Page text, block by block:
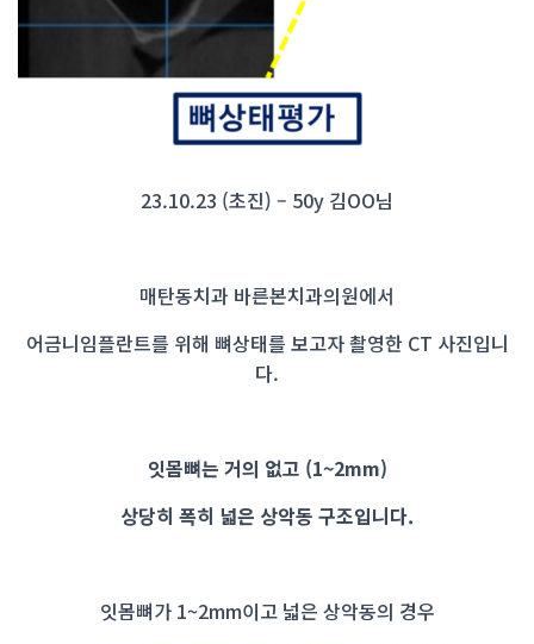
23.10.23 (초진) – 50y 김OO님
매탄동치과 바른본치과의원에서
어금니임플란트를 위해 뼈상태를 보고자 촬영한 CT 사진입니
다.
잇몸뼈는 거의 없고 (1~2mm)
상당히 폭히 넓은 상악동 구조입니다.
잇몸뼈가 1~2mm이고 넓은 상악동의 경우